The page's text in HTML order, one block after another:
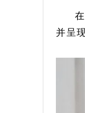
并呈